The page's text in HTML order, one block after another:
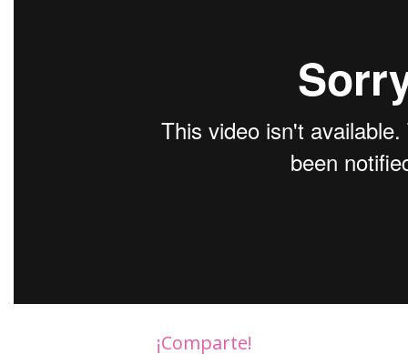
¡Comparte!